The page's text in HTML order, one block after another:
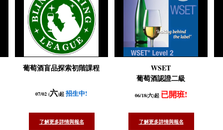
葡萄酒盲品探索初階課程
07/02 (六)起 招生中!
WSET
葡萄酒認證二級
06/18(六)起 已開班!
了解更多詳情與報名 了解更多詳情與報名